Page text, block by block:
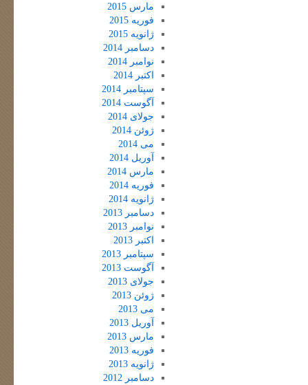
مارس 2015
فوریه 2015
ژانویه 2015
دسامبر 2014
نوامبر 2014
اکتبر 2014
سپتامبر 2014
آگوست 2014
جولای 2014
ژوئن 2014
می 2014
آوریل 2014
مارس 2014
فوریه 2014
ژانویه 2014
دسامبر 2013
نوامبر 2013
اکتبر 2013
سپتامبر 2013
آگوست 2013
جولای 2013
ژوئن 2013
می 2013
آوریل 2013
مارس 2013
فوریه 2013
ژانویه 2013
دسامبر 2012